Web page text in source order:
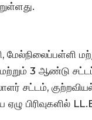
3 ஆண்டு சட்டப்
சட்டம்,
பிரிவுகளில்